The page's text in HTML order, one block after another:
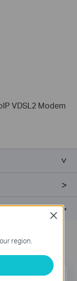
VDSL2 Modem
Đăng Ký
region.
Close